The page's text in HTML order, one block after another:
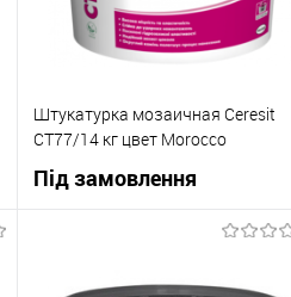
Штукатурка мозаичная Ceresit
CT77/14 кг цвет Morocco
Під замовлення